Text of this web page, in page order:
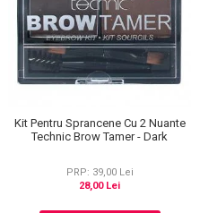
Kit Pentru Sprancene Cu 2 Nuante
Technic Brow Tamer - Dark
PRP: 39,00 Lei
28,00 Lei